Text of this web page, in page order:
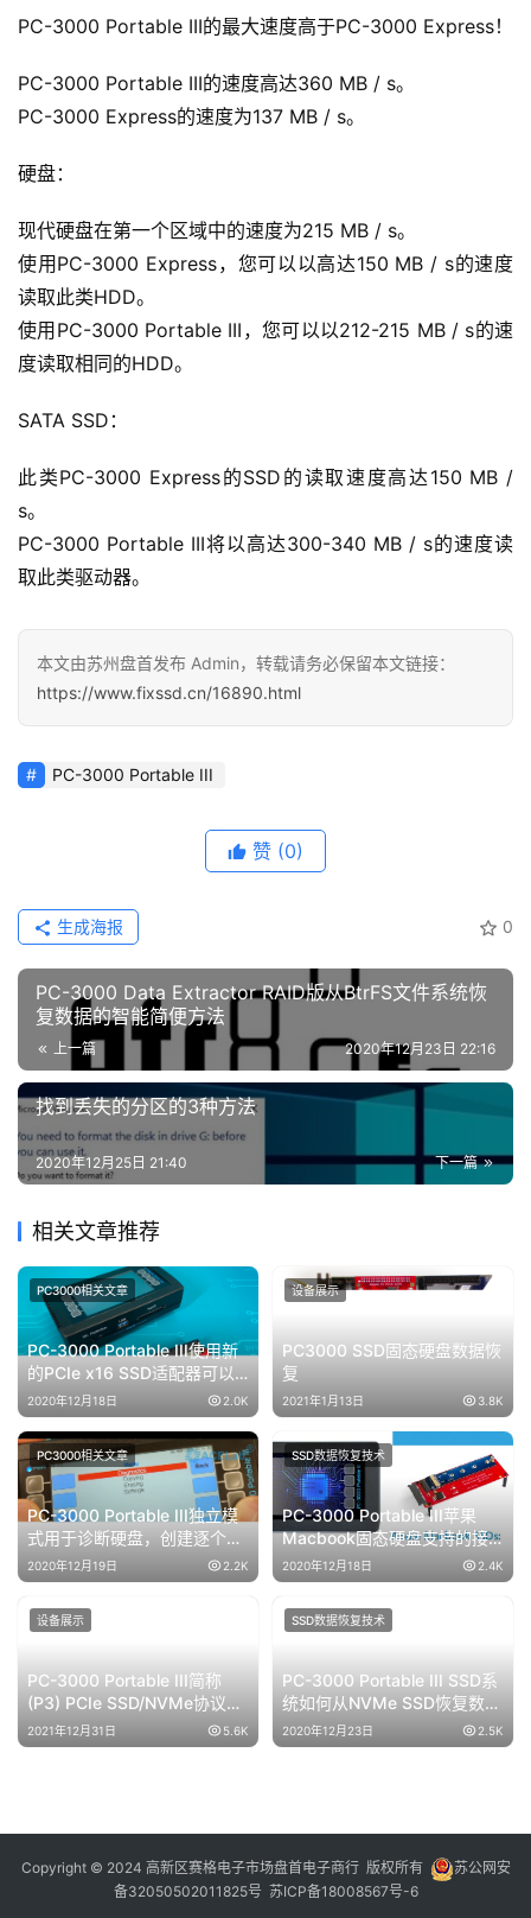
PC-3000 Portable III的最大速度高于PC-3000 Express！
PC-3000 Portable III的速度高达360 MB / s。
PC-3000 Express的速度为137 MB / s。
硬盘：
现代硬盘在第一个区域中的速度为215 MB / s。
使用PC-3000 Express，您可以以高达150 MB / s的速度
读取此类HDD。
使用PC-3000 Portable III，您可以以212-215 MB / s的速
度读取相同的HDD。
SATA SSD：
此类PC-3000 Express的SSD的读取速度高达150 MB /
s。
PC-3000 Portable III将以高达300-340 MB / s的速度读
取此类驱动器。
本文由苏州盘首发布 Admin，转载请务必保留本文链接：
https://www.fixssd.cn/16890.html
PC-3000 Portable III
赞 (0)
0
生成海报
PC-3000 Data Extractor RAID版从BtrFS文件系统恢
复数据的智能简便方法
上一篇 2020年12月23日 22:16
找到丢失的分区的3种方法
下一篇
2020年12月25日 21:40
相关文章推荐
PC-3000 Portable III使用新
的PCIe x16 SSD适配器可以
从损坏的Plextor PX-
512M8SeY中恢复数据
2020年12月18日 2.0K
PC3000相关文章
PC3000 SSD固态硬盘数据恢
复
2021年1月13日 3.8K
设备展示
PC-3000 Portable III独立模
式用于诊断硬盘，创建逐个扇
区镜像以及在没有主机的情况
下擦除数据
2020年12月19日 2.2K
PC3000相关文章
PC-3000 Portable III苹果
Macbook固态硬盘支持的接
口类型和问题
2020年12月18日 2.4K
SSD数据恢复技术
PC-3000 Portable III简称
(P3) PCIe SSD/NVMe协议
SSD数据恢复设备
2021年12月31日 5.6K
设备展示
PC-3000 Portable III SSD系
统如何从NVMe SSD恢复数据
Silicon Motion系列
（SM2260，SM2263XT，
2020年12月23日 2.5K
SSD数据恢复技术
Copyright © 2024 高新区赛格电子市场盘首电子商行 版权所有
苏公网安
备32050502011825号 苏ICP备18008567号-6